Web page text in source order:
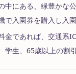
中にある、緑豊かな公
で入園券を購入し入
金であれば、交通系
学生、65歳以上の割引